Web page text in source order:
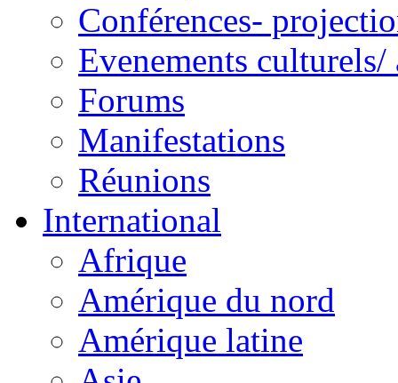
Conférences-
Evenements culturels/
Forums
Manifestations
Réunions
International
Afrique
Amérique du nord
Amérique latine